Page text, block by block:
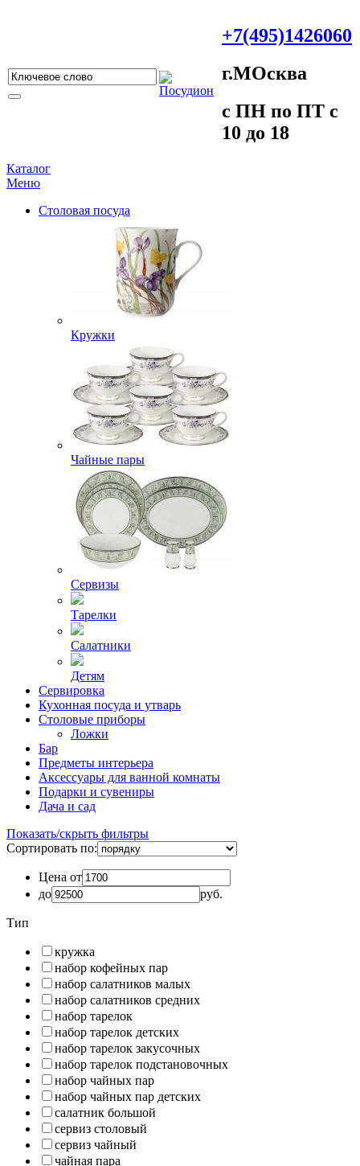
+7(495)1426060
г.МOсква
c ПH пo ПT c
10 до 18
Каталог
Меню
Столовая посуда
Кружки
Чайные пары
Сервизы
Тарелки
Салатники
Детям
Сервировка
Кухонная посуда и утварь
Столовые приборы
Ложки
Бар
Предметы интерьера
Аксессуары для ванной комнаты
Подарки и сувениры
Дача и сад
Показать/скрыть фильтры
Сортировать по:
Цена от
до
руб.
Тип
кружка
набор кофейных пар
набор салатников малых
набор салатников средних
набор тарелок
набор тарелок детских
набор тарелок закусочных
набор тарелок подстановочных
набор чайных пар
набор чайных пар детских
салатник большой
сервиз столовый
сервиз чайный
чайная пара